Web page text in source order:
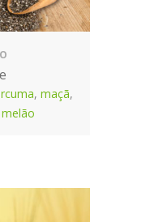
, maçã,
melão